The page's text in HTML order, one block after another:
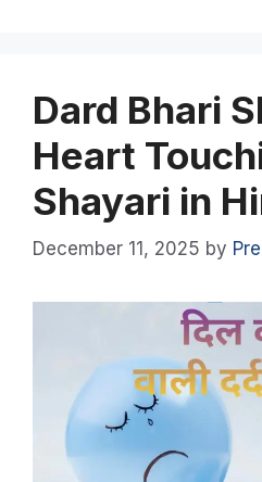
Dard Bhari
Heart
Shayari in
December 11, 2025 by